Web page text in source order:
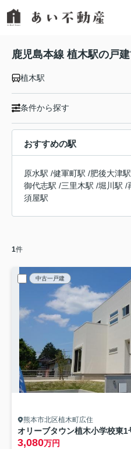
鹿児島本線 植木駅の戸
植木駅
条件から探す
おすすめの駅
原水駅 /健軍町駅 /肥後大津駅
御代志駅 /三里木駅 /堀川駅 /
須屋駅
1件
中古一戸建
熊本市北区植木町広住
オリーブタウン植木小学校東1
3,080万円